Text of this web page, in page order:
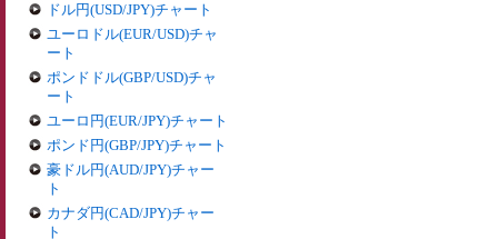
ドル円(USD/JPY)チャート
ユーロドル(EUR/USD)チャ
ート
ポンドドル(GBP/USD)チャ
ート
ユーロ円(EUR/JPY)チャート
ポンド円(GBP/JPY)チャート
豪ドル円(AUD/JPY)チャー
ト
カナダ円(CAD/JPY)チャー
ト